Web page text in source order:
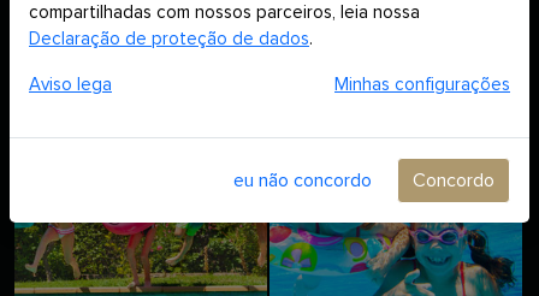
compartilhadas com nossos parceiros, leia nossa
Declaração de proteção de dados.
Aviso lega Minhas configurações
eu não concordo Concordo